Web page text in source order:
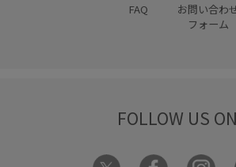
FAQ
お問い合わ
フォーム
FOLLOW US ON